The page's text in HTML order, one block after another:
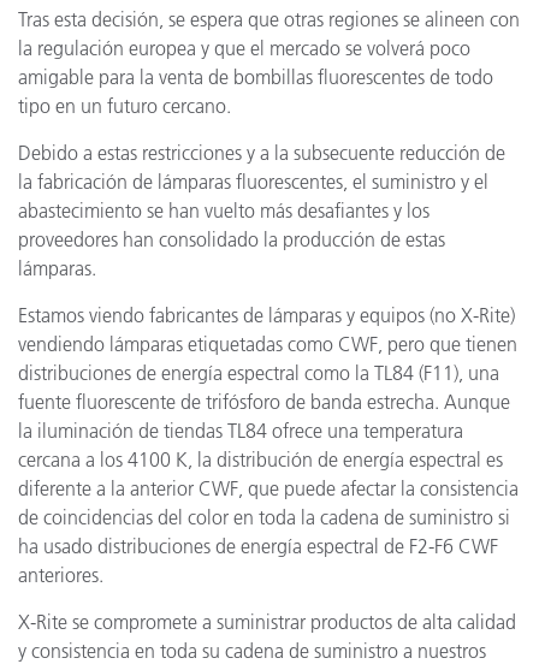
Tras esta decisión, se espera que otras regiones se alineen con
la regulación europea y que el mercado se volverá poco
amigable para la venta de bombillas fluorescentes de todo
tipo en un futuro cercano.
Debido a estas restricciones y a la subsecuente reducción de
la fabricación de lámparas fluorescentes, el suministro y el
abastecimiento se han vuelto más desafiantes y los
proveedores han consolidado la producción de estas
lámparas.
Estamos viendo fabricantes de lámparas y equipos (no X-Rite)
vendiendo lámparas etiquetadas como CWF, pero que tienen
distribuciones de energía espectral como la TL84 (F11), una
fuente fluorescente de trifósforo de banda estrecha. Aunque
la iluminación de tiendas TL84 ofrece una temperatura
cercana a los 4100 K, la distribución de energía espectral es
diferente a la anterior CWF, que puede afectar la consistencia
de coincidencias del color en toda la cadena de suministro si
ha usado distribuciones de energía espectral de F2-F6 CWF
anteriores.
X-Rite se compromete a suministrar productos de alta calidad
y consistencia en toda su cadena de suministro a nuestros